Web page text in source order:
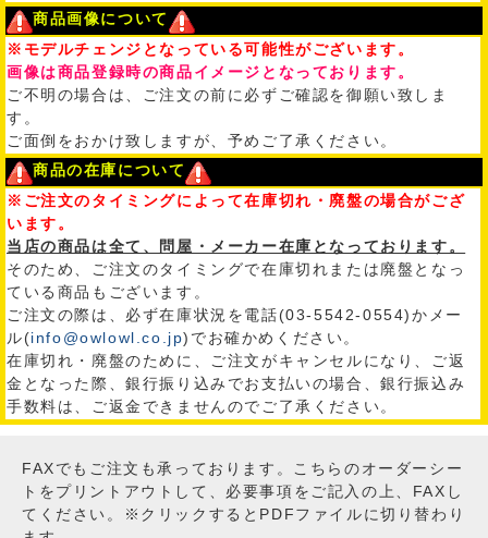
商品画像について
※モデルチェンジとなっている可能性がございます。
画像は商品登録時の商品イメージとなっております。
ご不明の場合は、ご注文の前に必ずご確認を御願い致しま
す。
ご面倒をおかけ致しますが、予めご了承ください。
商品の在庫について
※ご注文のタイミングによって在庫切れ・廃盤の場合がござ
います。
当店の商品は全て、問屋・メーカー在庫となっております。
そのため、ご注文のタイミングで在庫切れまたは廃盤となっ
ている商品もございます。
ご注文の際は、必ず在庫状況を電話(03-5542-0554)かメー
ル(info@owlowl.co.jp)でお確かめください。
在庫切れ・廃盤のために、ご注文がキャンセルになり、ご返
金となった際、銀行振り込みでお支払いの場合、銀行振込み
手数料は、ご返金できませんのでご了承ください。
FAXでもご注文も承っております。こちらのオーダーシー
トをプリントアウトして、必要事項をご記入の上、FAXし
てください。※クリックするとPDFファイルに切り替わり